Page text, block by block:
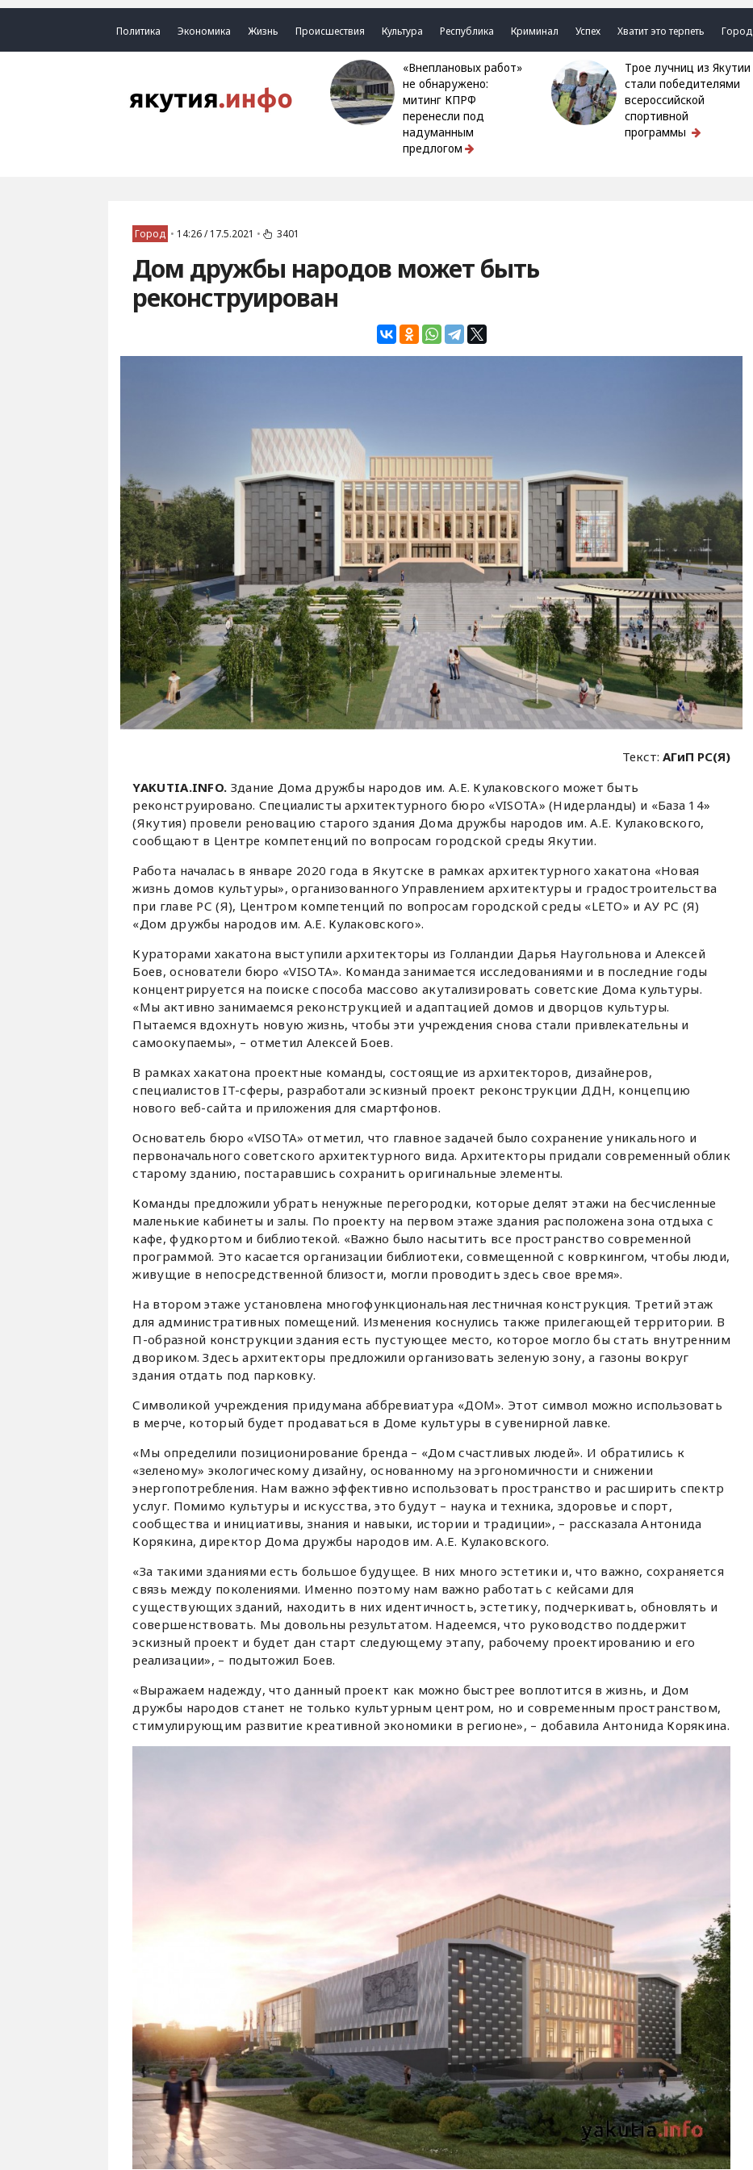
Политика Экономика Жизнь Происшествия Культура Республика Криминал Успех Хватит это терпеть Город
«Внеплановых работ»
не обнаружено:
митинг КПРФ
перенесли под
надуманным
предлогом
Трое лучниц из Якутии
стали победителями
всероссийской
спортивной
программы
Город • 14:26 / 17.5.2021 • 3401
Дом дружбы народов может быть
реконструирован
Текст:АГиП РС(Я)
YAKUTIA.INFO. Здание Дома дружбы народов им. А.Е. Кулаковского может быть
реконструировано. Специалисты архитектурного бюро «VISOTA» (Нидерланды) и «База 14»
(Якутия) провели реновацию старого здания Дома дружбы народов им. А.Е. Кулаковского,
сообщают в Центре компетенций по вопросам городской среды Якутии.
Работа началась в январе 2020 года в Якутске в рамках архитектурного хакатона «Новая
жизнь домов культуры», организованного Управлением архитектуры и градостроительства
при главе РС (Я), Центром компетенций по вопросам городской среды «LETO» и АУ РС (Я)
«Дом дружбы народов им. А.Е. Кулаковского».
Кураторами хакатона выступили архитекторы из Голландии Дарья Наугольнова и Алексей
Боев, основатели бюро «VISOTA». Команда занимается исследованиями и в последние годы
концентрируется на поиске способа массово акутализировать советские Дома культуры.
«Мы активно занимаемся реконструкцией и адаптацией домов и дворцов культуры.
Пытаемся вдохнуть новую жизнь, чтобы эти учреждения снова стали привлекательны и
самоокупаемы», – отметил Алексей Боев.
В рамках хакатона проектные команды, состоящие из архитекторов, дизайнеров,
специалистов IT-сферы, разработали эскизный проект реконструкции ДДН, концепцию
нового веб-сайта и приложения для смартфонов.
Основатель бюро «VISOTA» отметил, что главное задачей было сохранение уникального и
первоначального советского архитектурного вида. Архитекторы придали современный облик
старому зданию, постаравшись сохранить оригинальные элементы.
Команды предложили убрать ненужные перегородки, которые делят этажи на бесчисленные
маленькие кабинеты и залы. По проекту на первом этаже здания расположена зона отдыха с
кафе, фудкортом и библиотекой. «Важно было насытить все пространство современной
программой. Это касается организации библиотеки, совмещенной с ковркингом, чтобы люди,
живущие в непосредственной близости, могли проводить здесь свое время».
На втором этаже установлена многофункциональная лестничная конструкция. Третий этаж
для административных помещений. Изменения коснулись также прилегающей территории. В
П-образной конструкции здания есть пустующее место, которое могло бы стать внутренним
двориком. Здесь архитекторы предложили организовать зеленую зону, а газоны вокруг
здания отдать под парковку.
Символикой учреждения придумана аббревиатура «ДОМ». Этот символ можно использовать
в мерче, который будет продаваться в Доме культуры в сувенирной лавке.
«Мы определили позиционирование бренда – «Дом счастливых людей». И обратились к
«зеленому» экологическому дизайну, основанному на эргономичности и снижении
энергопотребления. Нам важно эффективно использовать пространство и расширить спектр
услуг. Помимо культуры и искусства, это будут – наука и техника, здоровье и спорт,
сообщества и инициативы, знания и навыки, истории и традиции», – рассказала Антонида
Корякина, директор Дома дружбы народов им. А.Е. Кулаковского.
«За такими зданиями есть большое будущее. В них много эстетики и, что важно, сохраняется
связь между поколениями. Именно поэтому нам важно работать с кейсами для
существующих зданий, находить в них идентичность, эстетику, подчеркивать, обновлять и
совершенствовать. Мы довольны результатом. Надеемся, что руководство поддержит
эскизный проект и будет дан старт следующему этапу, рабочему проектированию и его
реализации», – подытожил Боев.
«Выражаем надежду, что данный проект как можно быстрее воплотится в жизнь, и Дом
дружбы народов станет не только культурным центром, но и современным пространством,
стимулирующим развитие креативной экономики в регионе», – добавила Антонида Корякина.